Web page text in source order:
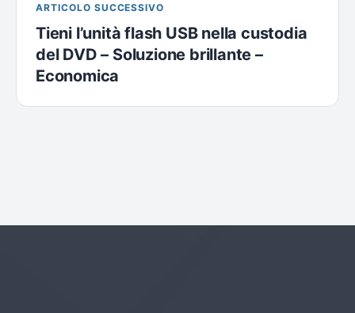
ARTICOLO SUCCESSIVO
Tieni l’unità flash USB nella custodia
del DVD – Soluzione brillante –
Economica